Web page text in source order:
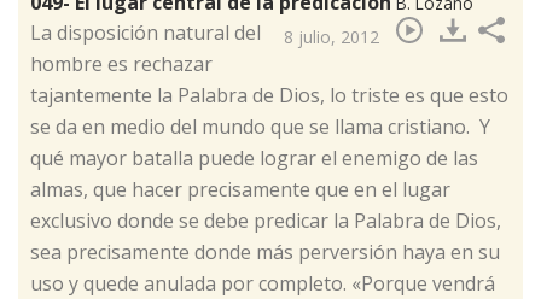
8 julio, 2012
​La disposición natural del
hombre es rechazar
tajantemente la Palabra de Dios, lo triste es que esto
se da en medio del mundo que se llama cristiano. Y
qué mayor batalla puede lograr el enemigo de las
almas, que hacer precisamente que en el lugar
exclusivo donde se debe predicar la Palabra de Dios,
sea precisamente donde más perversión haya en su
uso y quede anulada por completo. «Porque vendrá